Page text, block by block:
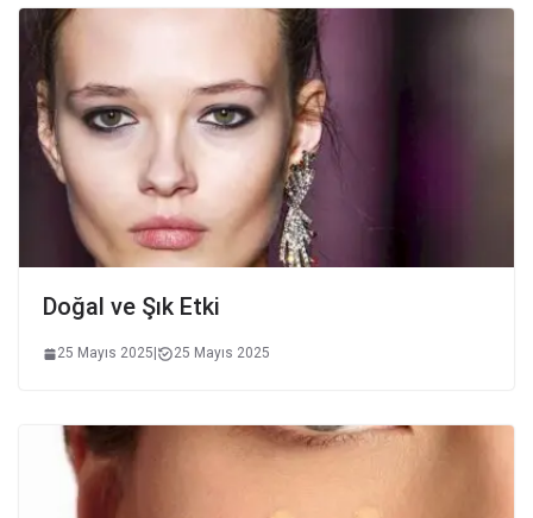
Doğal ve Şık Etki
25 Mayıs 2025 25 Mayıs 2025